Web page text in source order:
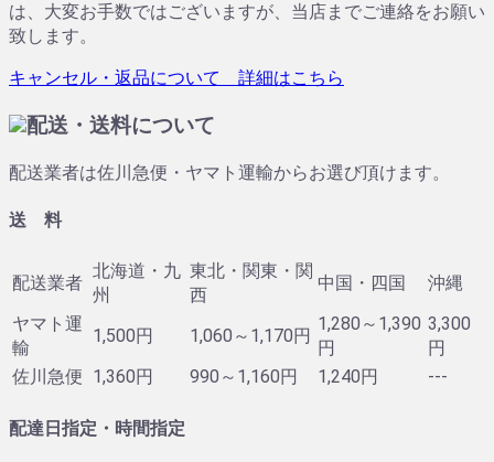
は、大変お手数ではございますが、当店までご連絡をお願い
致します。
キャンセル・返品について 詳細はこちら
配送・送料について
配送業者は佐川急便・ヤマト運輸からお選び頂けます。
送 料
配送業者
北海道・九
州
東北・関東・関
西
中国・四国
沖縄
ヤマト運
輸
1,500円 1,060～1,170円
1,280～1,390
円
3,300
円
佐川急便 1,360円 990～1,160円 1,240円 ---
配達日指定・時間指定